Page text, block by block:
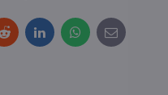
RedditLinkedInWhatsApp
E-
mail